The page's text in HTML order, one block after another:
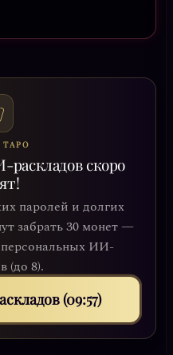
ТАРО
скоро
паролей и долгих
забрать 30 монет —
персональных ИИ-
(до 8).
(09:54)